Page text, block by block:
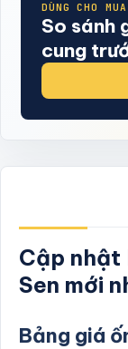
DÙNG CHO
So sánh
cung
Cập nhật
Sen mới
Bảng giá